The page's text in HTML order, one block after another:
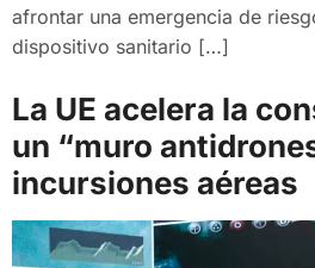
afrontar una emergencia de
dispositivo sanitario […]
La UE acelera la
un “muro
incursiones aéreas